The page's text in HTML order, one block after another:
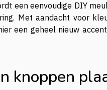
een eenvoudige DIY
Met aandacht voor
een geheel nieuw
knoppen